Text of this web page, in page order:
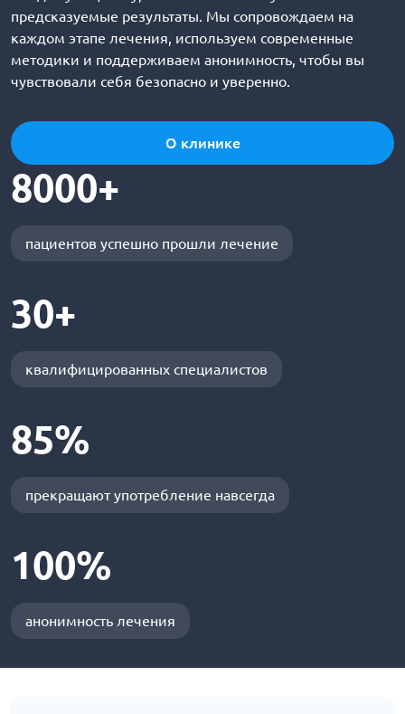
предсказуемые результаты. Мы сопровождаем на
каждом этапе лечения, используем современные
методики и поддерживаем анонимность, чтобы вы
чувствовали себя безопасно и уверенно.
О клинике
8000+
пациентов успешно прошли лечение
30+
квалифицированных специалистов
85%
прекращают употребление навсегда
100%
анонимность лечения